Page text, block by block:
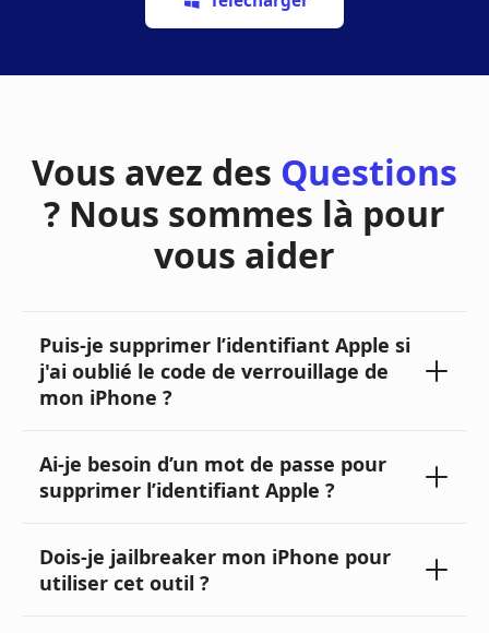
Vous avez des Questions
? Nous sommes là pour
vous aider
Puis-je supprimer l’identifiant Apple si
j'ai oublié le code de verrouillage de
mon iPhone ?
Ai-je besoin d’un mot de passe pour
supprimer l’identifiant Apple ?
Dois-je jailbreaker mon iPhone pour
utiliser cet outil ?